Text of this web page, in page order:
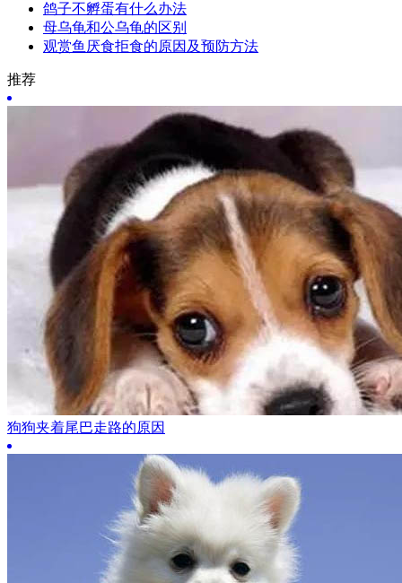
鸽子不孵蛋有什么办法
母乌龟和公乌龟的区别
观赏鱼厌食拒食的原因及预防方法
推荐
狗狗夹着尾巴走路的原因